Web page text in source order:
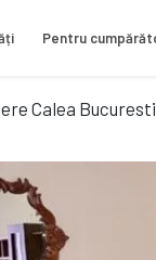
Pentru
Calea Bucuresti